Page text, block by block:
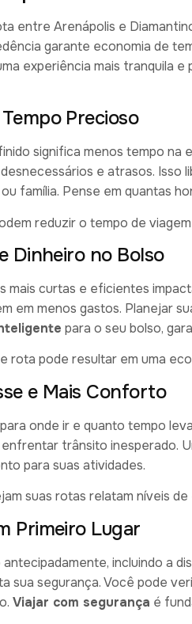
entre Arenápolis e
garante economia de
experiência mais tranquila
Precioso
significa menos tempo na
e atrasos. Isso
família. Pense em quantas
reduzir o tempo de
Dinheiro no Bolso
mais curtas e eficientes
em menos gastos. Planejar
para o seu bolso,
rota pode resultar em uma
e Mais Conforto
onde ir e quanto tempo
trânsito inesperado.
para suas atividades.
suas rotas relatam níveis
Primeiro Lugar
incluindo a
sua segurança. Você pode
Viajar com segurança é